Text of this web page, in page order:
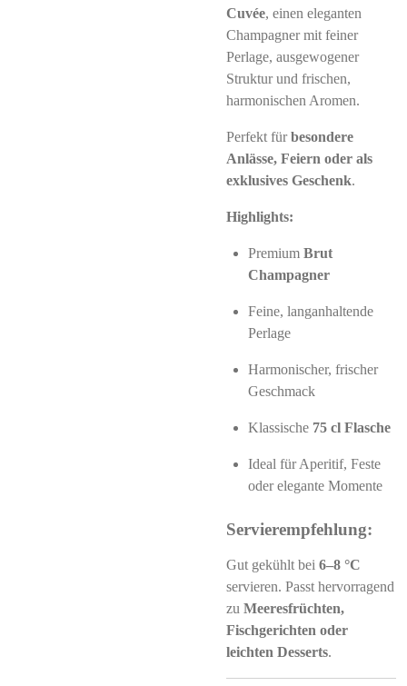
Cuvée, einen eleganten
Champagner mit feiner
Perlage, ausgewogener
Struktur und frischen,
harmonischen Aromen.
Perfekt fürbesondere
Anlässe, Feiern oder als
exklusives Geschenk.
Highlights:
Premium Brut
Champagner
Feine, langanhaltende
Perlage
Harmonischer, frischer
Geschmack
Klassische 75 cl Flasche
Ideal für Aperitif, Feste
oder elegante Momente
Servierempfehlung:
Gut gekühlt bei 6–8 °C
servieren. Passt hervorragend
zu Meeresfrüchten,
Fischgerichten oder
leichten Desserts.